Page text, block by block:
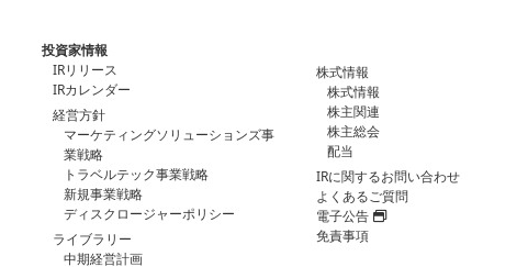
投資家情報
IRリリース
IRカレンダー
経営方針
マーケティングソリューションズ事
業戦略
トラベルテック事業戦略
新規事業戦略
ディスクロージャーポリシー
ライブラリー
中期経営計画
株式情報
株式情報
株主関連
株主総会
配当
IRに関するお問い合わせ
よくあるご質問
電子公告
免責事項